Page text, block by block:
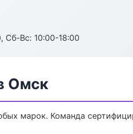
Сб-Вс: 10:00-18:00
Омск
марок. Команда